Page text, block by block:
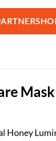
Honey